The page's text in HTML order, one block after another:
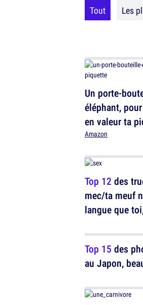
Tout Les
Un porte-
éléphant,
en valeur ta
Amazon
Top 12 des
mec/ta meuf
langue que
Top 15 des
au Japon,